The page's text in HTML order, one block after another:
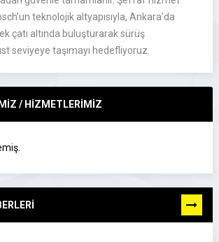
teknolojik altyapısıyla, Ankara’da
çatı altında buluşturarak sürüş
seviyeye taşımayı hedefliyoruz.
/ HİZMETLERİMİZ
TÜMÜNÜ
GÖR